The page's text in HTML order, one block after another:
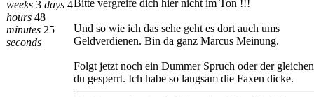
weeks 3 days 4
hours 48
minutes 25
seconds
Bitte vergreife dich hier nicht im Ton !!!
Und so wie ich das sehe geht es dort auch ums
Geldverdienen. Bin da ganz Marcus Meinung.
Folgt jetzt noch ein Dummer Spruch oder der
du gesperrt. Ich habe so langsam die Faxen dicke.